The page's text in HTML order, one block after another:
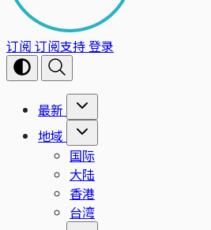
订阅 订阅支持登录
最新
地域
国际
大陆
香港
台湾